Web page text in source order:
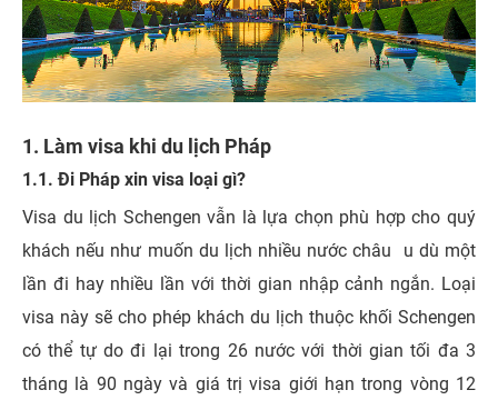
1. Làm visa khi du lịch Pháp
1.1. Đi Pháp xin visa loại gì?
Visa du lịch Schengen vẫn là lựa chọn phù hợp cho quý
khách nếu như muốn du lịch nhiều nước châu u dù một
lần đi hay nhiều lần với thời gian nhập cảnh ngắn. Loại
visa này sẽ cho phép khách du lịch thuộc khối Schengen
có thể tự do đi lại trong 26 nước với thời gian tối đa 3
tháng là 90 ngày và giá trị visa giới hạn trong vòng 12